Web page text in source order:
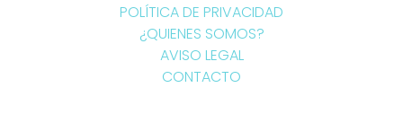
POLÍTICA DE PRIVACIDAD
¿QUIENES SOMOS?
AVISO LEGAL
CONTACTO